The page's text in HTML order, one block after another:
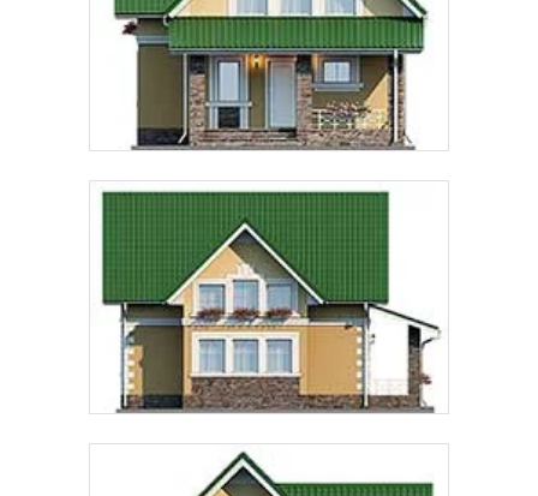
Предпочтительный способ связи:
Звонок
Telegram
Даюсогласие на обработку персональных данных
подтверждаю, что ознакомлен(а) сполитикой
обработки персональных данных
Рассчитать стоимость